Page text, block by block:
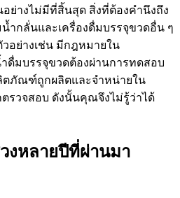
ย่างไม่มีที่สิ้นสุด สิ่งที่ต้องคำนึงถึง
ำกลั่นและเครื่องดื่มบรรจุขวดอื่น ๆ
อย่างเช่น มีกฎหมายใน
ดื่มบรรจุขวดต้องผ่านการทดสอบ
ตภัณฑ์ถูกผลิตและจำหน่ายใน
รวจสอบ ดังนั้นคุณจึงไม่รู้ว่าได้
งหลายปีที่ผ่านมา